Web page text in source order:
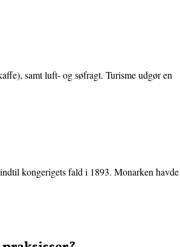
samt luft- og søfragt. Turisme udgør en
kongerigets fald i 1893. Monarken havde